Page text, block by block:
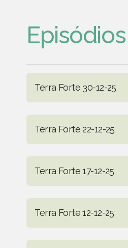
Episódios
Terra Forte 30-12-25
Terra Forte 22-12-25
Terra Forte 17-12-25
Terra Forte 12-12-25